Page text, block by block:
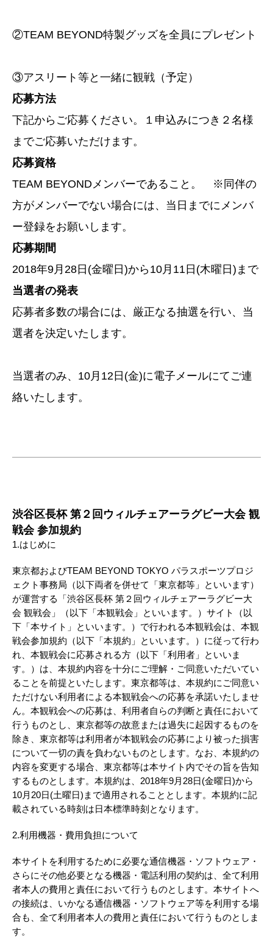
②TEAM BEYOND特製グッズを全員にプレゼント
③アスリート等と一緒に観戦（予定）
応募方法
下記からご応募ください。１申込みにつき２名様
までご応募いただけます。
応募資格
TEAM BEYONDメンバーであること。 ※同伴の
方がメンバーでない場合には、当日までにメンバ
ー登録をお願いします。
応募期間
2018年9月28日(金曜日)から10月11日(木曜日)まで
当選者の発表
応募者多数の場合には、厳正なる抽選を行い、当
選者を決定いたします。
当選者のみ、10月12日(金)に電子メールにてご連
絡いたします。
渋谷区長杯 第２回ウィルチェアーラグビー大会 観
戦会 参加規約
1.はじめに
東京都およびTEAM BEYOND TOKYO パラスポーツプロジ
ェクト事務局（以下両者を併せて「東京都等」といいます）
が運営する「渋谷区長杯 第２回ウィルチェアーラグビー大
会 観戦会」（以下「本観戦会」といいます。）サイト（以
下「本サイト」といいます。）で行われる本観戦会は、本観
戦会参加規約（以下「本規約」といいます。）に従って行わ
れ、本観戦会に応募される方（以下「利用者」といいま
す。）は、本規約内容を十分にご理解・ご同意いただいてい
ることを前提といたします。東京都等は、本規約にご同意い
ただけない利用者による本観戦会への応募を承諾いたしませ
ん。本観戦会への応募は、利用者自らの判断と責任において
行うものとし、東京都等の故意または過失に起因するものを
除き、東京都等は利用者が本観戦会の応募により被った損害
について一切の責を負わないものとします。なお、本規約の
内容を変更する場合、東京都等は本サイト内でその旨を告知
するものとします。本規約は、2018年9月28日(金曜日)から
10月20日(土曜日)まで適用されることとします。本規約に記
載されている時刻は日本標準時刻となります。
2.利用機器・費用負担について
本サイトを利用するために必要な通信機器・ソフトウェア・
さらにその他必要となる機器・電話利用の契約は、全て利用
者本人の費用と責任において行うものとします。本サイトへ
の接続は、いかなる通信機器・ソフトウェア等を利用する場
合も、全て利用者本人の費用と責任において行うものとしま
す。